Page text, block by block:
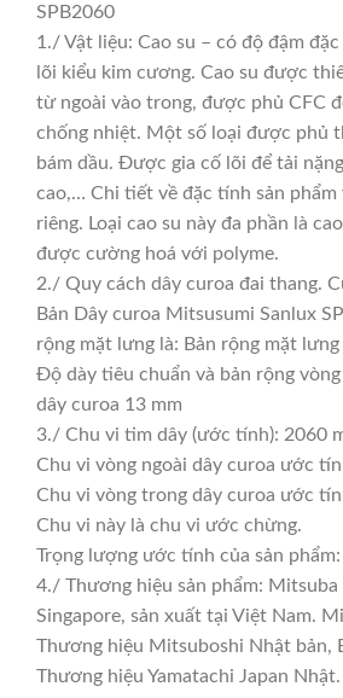
SPB2060
1./ Vật liệu: Cao su – có độ đậm
lõi kiểu kim cương. Cao su được
từ ngoài vào trong, được phủ CFC
chống nhiệt. Một số loại được phủ
bám dầu. Được gia cố lõi để tải
cao,… Chi tiết về đặc tính sản phẩm
riêng. Loại cao su này đa phần là
được cường hoá với polyme.
2./ Quy cách dây curoa đai thang.
Bản Dây curoa Mitsusumi Sanlux
rộng mặt lưng là: Bản rộng mặt lưng
Độ dày tiêu chuẩn và bản rộng
dây curoa 13 mm
3./ Chu vi tim dây (ước tính): 2060
Chu vi vòng ngoài dây curoa ước
Chu vi vòng trong dây curoa ước
Chu vi này là chu vi ước chừng.
Trọng lượng ước tính của sản
4./ Thương hiệu sản phẩm: Mitsuba
Singapore, sản xuất tại Việt Nam.
Thương hiệu Mitsuboshi Nhật bản,
Thương hiệu Yamatachi Japan